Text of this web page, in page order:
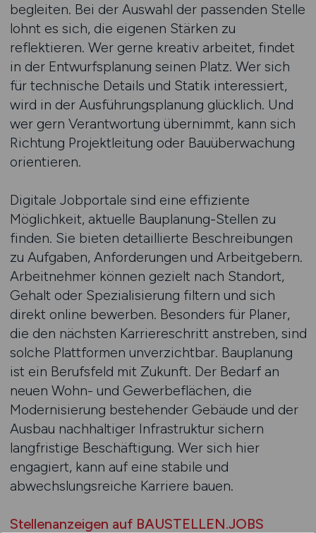
begleiten. Bei der Auswahl der passenden Stelle
lohnt es sich, die eigenen Stärken zu
reflektieren. Wer gerne kreativ arbeitet, findet
in der Entwurfsplanung seinen Platz. Wer sich
für technische Details und Statik interessiert,
wird in der Ausführungsplanung glücklich. Und
wer gern Verantwortung übernimmt, kann sich
Richtung Projektleitung oder Bauüberwachung
orientieren.
Digitale Jobportale sind eine effiziente
Möglichkeit, aktuelle Bauplanung-Stellen zu
finden. Sie bieten detaillierte Beschreibungen
zu Aufgaben, Anforderungen und Arbeitgebern.
Arbeitnehmer können gezielt nach Standort,
Gehalt oder Spezialisierung filtern und sich
direkt online bewerben. Besonders für Planer,
die den nächsten Karriereschritt anstreben, sind
solche Plattformen unverzichtbar. Bauplanung
ist ein Berufsfeld mit Zukunft. Der Bedarf an
neuen Wohn- und Gewerbeflächen, die
Modernisierung bestehender Gebäude und der
Ausbau nachhaltiger Infrastruktur sichern
langfristige Beschäftigung. Wer sich hier
engagiert, kann auf eine stabile und
abwechslungsreiche Karriere bauen.
Stellenanzeigen auf BAUSTELLEN.JOBS